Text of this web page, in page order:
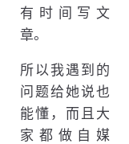
有时间写文
章。
所以我遇到的
问题给她说也
能懂，而且大
家都做自媒